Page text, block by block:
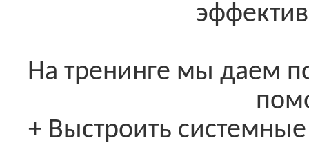
На тренинге мы даем
+ Выстроить